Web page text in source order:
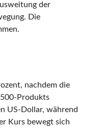
der
Die
nachdem die
Produkts
US-Dollar, während
Kurs bewegt sich